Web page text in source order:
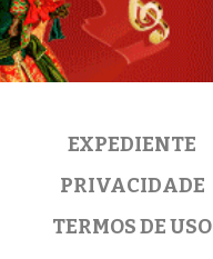
EXPEDIENTE
PRIVACIDADE
TERMOS DE USO